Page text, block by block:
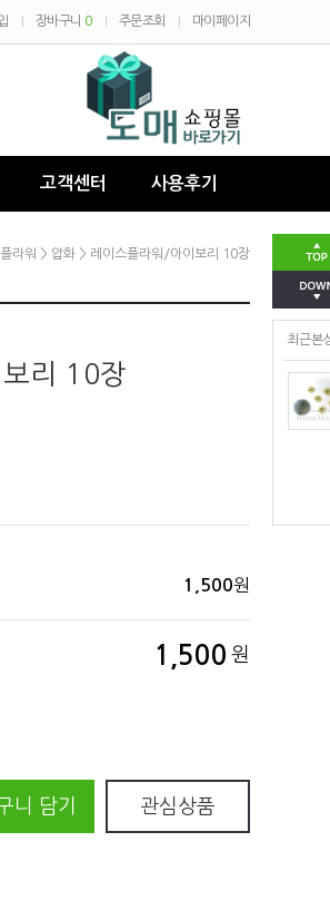
최근본
장바구니 0 주문조회 마이페이지
고객센터 사용후기
라워 > 압화 > 레이스플라워/아이보리 10장
리 10장
1,500원
1,500 원
니 담기 관심상품